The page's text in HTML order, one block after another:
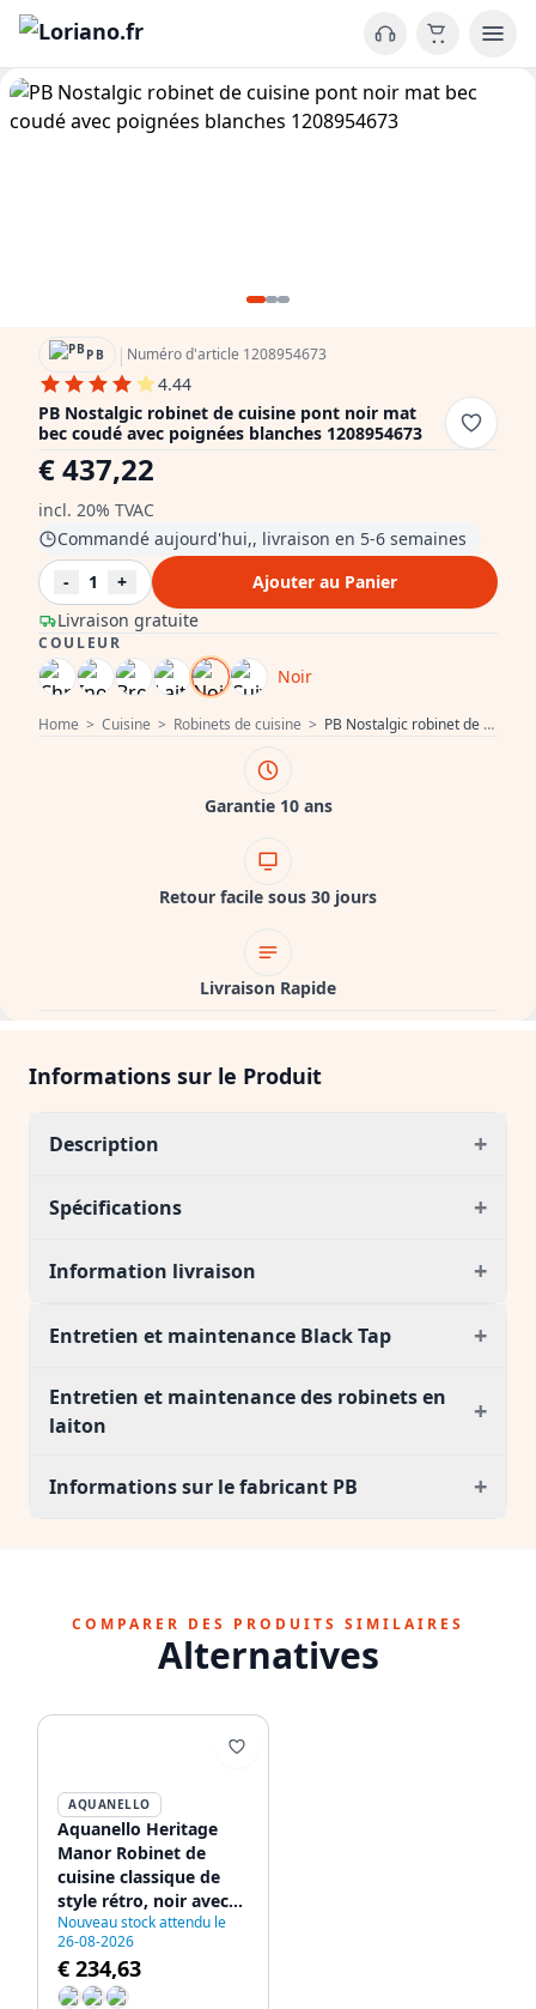
Home > Cuisine > Robinets de cuisine > PB Nostalgic robinet de cuisine pont noir mat bec coudé avec poignées blanches 1208954673
PB | Numéro d'article 1208954673
4.44
PB Nostalgic robinet de cuisine pont noir mat
bec coudé avec poignées blanches 1208954673
€ 437,22
incl. 20% TVAC
Livraison gratuite
Commandé aujourd'hui,, livraison en 5-6 semaines
-
1 + Ajouter au Panier
COULEUR
Noir
Garantie 10 ans
Retour facile sous 30 jours
Livraison Rapide
Informations sur le Produit
Description +
Spécifications +
Information livraison +
Entretien et maintenance Black Tap +
Entretien et maintenance des robinets en
laiton
+
Informations sur le fabricant PB +
COMPARER DES PRODUITS SIMILAIRES
Alternatives
AQUANELLO
Aquanello Heritage
Manor Robinet de
cuisine classique de
style rétro, noir avec
poignée blanche BL-
0010-HM
Nouveau stock attendu le
26-08-2026
€ 234,63